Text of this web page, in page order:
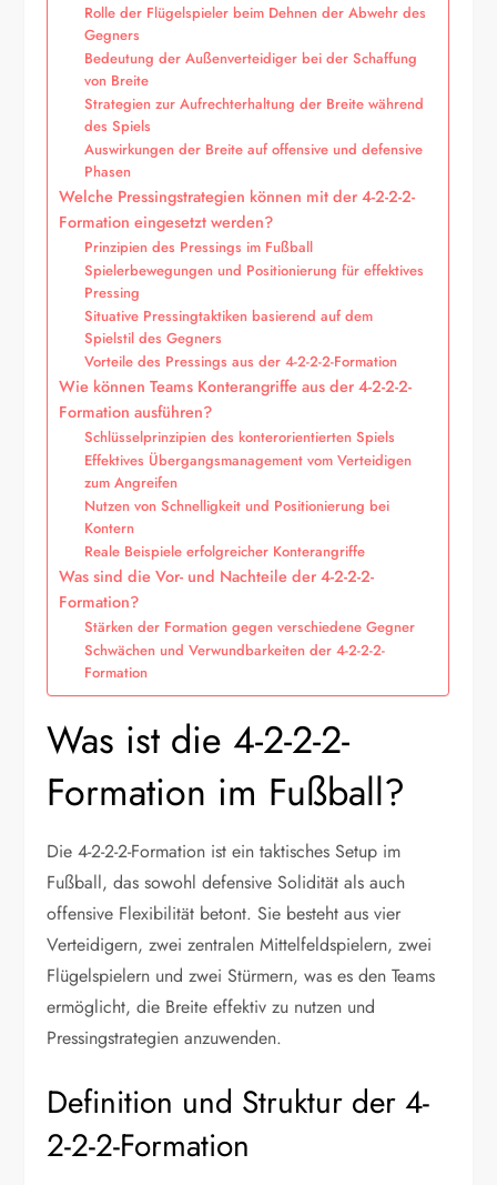
Rolle der Flügelspieler beim Dehnen der Abwehr des
Gegners
Bedeutung der Außenverteidiger bei der Schaffung
von Breite
Strategien zur Aufrechterhaltung der Breite während
des Spiels
Auswirkungen der Breite auf offensive und defensive
Phasen
Welche Pressingstrategien können mit der 4-2-2-2-
Formation eingesetzt werden?
Prinzipien des Pressings im Fußball
Spielerbewegungen und Positionierung für effektives
Pressing
Situative Pressingtaktiken basierend auf dem
Spielstil des Gegners
Vorteile des Pressings aus der 4-2-2-2-Formation
Wie können Teams Konterangriffe aus der 4-2-2-2-
Formation ausführen?
Schlüsselprinzipien des konterorientierten Spiels
Effektives Übergangsmanagement vom Verteidigen
zum Angreifen
Nutzen von Schnelligkeit und Positionierung bei
Kontern
Reale Beispiele erfolgreicher Konterangriffe
Was sind die Vor- und Nachteile der 4-2-2-2-
Formation?
Stärken der Formation gegen verschiedene Gegner
Schwächen und Verwundbarkeiten der 4-2-2-2-
Formation
Was ist die 4-2-2-2-
Formation im Fußball?
Die 4-2-2-2-Formation ist ein taktisches Setup im
Fußball, das sowohl defensive Solidität als auch
offensive Flexibilität betont. Sie besteht aus vier
Verteidigern, zwei zentralen Mittelfeldspielern, zwei
Flügelspielern und zwei Stürmern, was es den Teams
ermöglicht, die Breite effektiv zu nutzen und
Pressingstrategien anzuwenden.
Definition und Struktur der 4-
2-2-2-Formation